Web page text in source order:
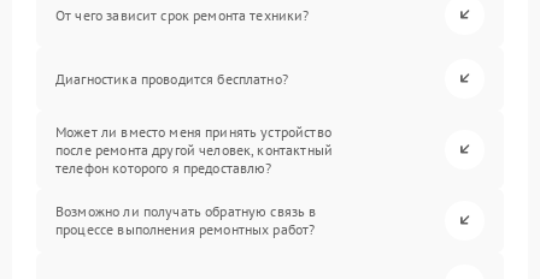
От чего зависит срок ремонта техники?
Диагностика проводится бесплатно?
Может ли вместо меня принять устройство
после ремонта другой человек, контактный
телефон которого я предоставлю?
Возможно ли получать обратную связь в
процессе выполнения ремонтных работ?